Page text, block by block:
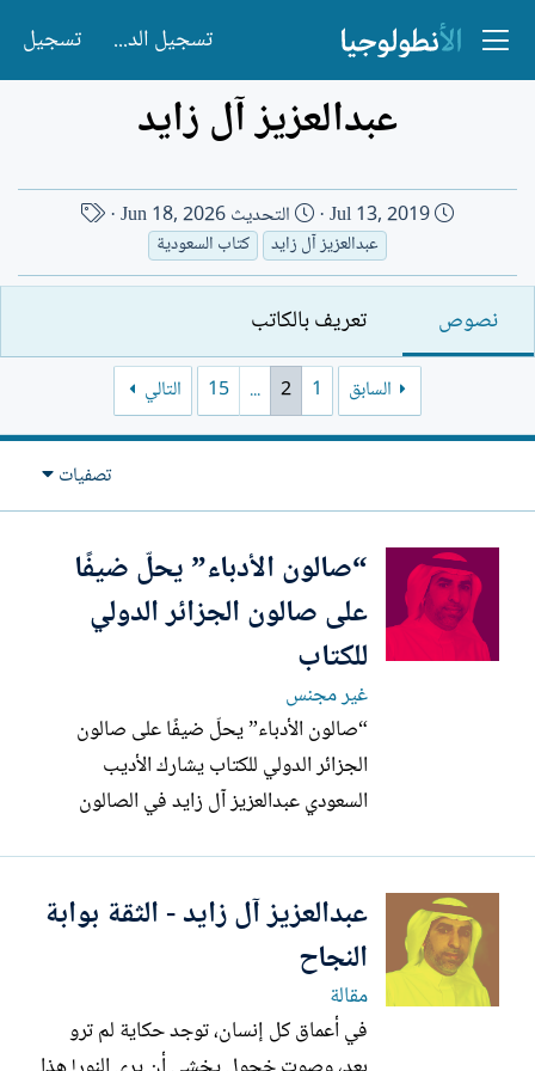
تسجيل الدخول تسجيل
عبدالعزيز آل زايد
ت
ر
ا
ن
Jul 13, 2019 التحديثJun 18, 2026
ا
م
ك
ب
عبدالعزيز آل زايد كتاب السعودية
نصوص تعريف بالكاتب
السابق 1
2
...
15 التالي
تصفيات
“صالون الأدباء” يحلّ ضيفًا
على صالون الجزائر الدولي
للكتاب
غير مجنس
“صالون الأدباء” يحلّ ضيفًا على صالون
الجزائر الدولي للكتاب يشارك الأديب
السعودي عبدالعزيز آل زايد في الصالون
والتوزيع – لبنان. يتناول الكتاب في 160
صفحة سِيَر اثني عشر من كبار الأدباء
العالميين الذين تركوا...
عبدالعزيز آل زايد - الثقة بوابة
النجاح
مقالة
في أعماق كل إنسان، توجد حكاية لم ترو